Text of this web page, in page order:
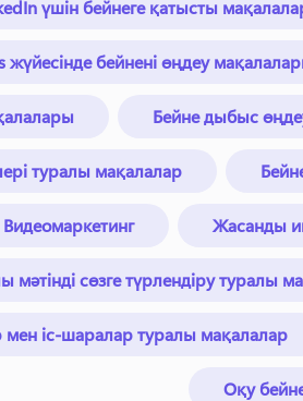
үшін бейнеге қатысты
жүйесінде бейнені өңдеу
Бейне дыбыс
туралы мақалалар
Видеомаркетинг Жасанды
сөзге түрлендіру туралы
іс-шаралар туралы мақалалар
Оқу